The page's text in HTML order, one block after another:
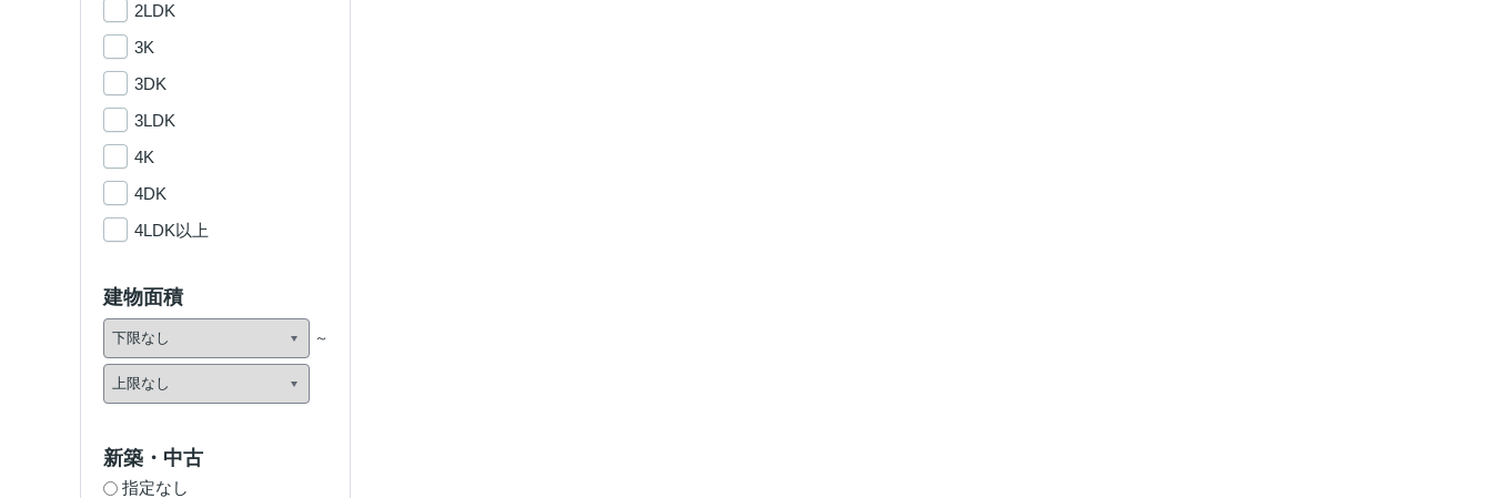
2LDK
3K
3DK
3LDK
4K
4DK
4LDK以上
建物面積
新築・中古
指定なし